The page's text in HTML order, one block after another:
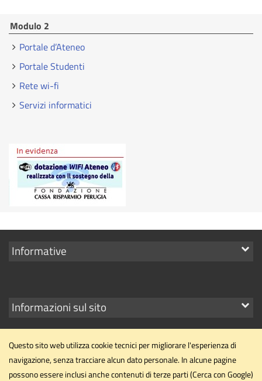
Modulo 2
Portale d’Ateneo
Portale Studenti
Rete wi-fi
Servizi informatici
Mostra
Informative
Mostra
link
Informazioni sul sito
Questo sito web utilizza cookie tecnici per migliorare l'esperienza di
navigazione, senza tracciare alcun dato personale. In alcune pagine
possono essere inclusi anche contenuti di terze parti (Cerca con Google)